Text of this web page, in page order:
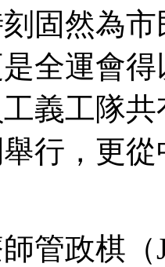
固然為
全運會
義工隊
行，更
管政棋